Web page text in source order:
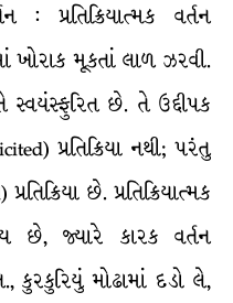
: પ્રતિક્રિયાત્મક વર્તન
ખોરાક મૂકતાં લાળ ઝરવી.
સ્વયંસ્ફુરિત છે. તે ઉદ્દીપક
પ્રતિક્રિયા નથી; પરંતુ
છે. પ્રતિક્રિયાત્મક
છે, જ્યારે કારક વર્તન
કુરકુરિયું મોઢામાં દડો લે,